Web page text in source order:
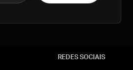
REDES SOCIAIS